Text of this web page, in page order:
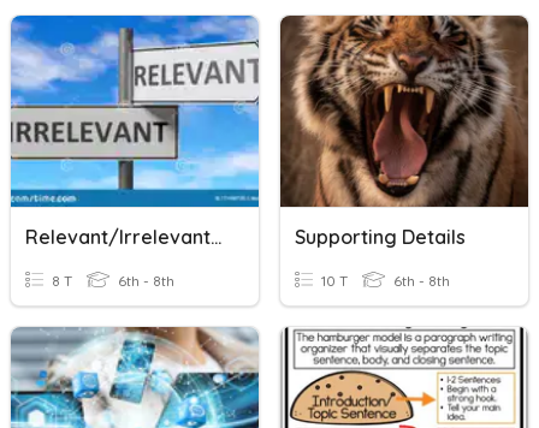
Relevant/Irrelevant Information
8 T 6th - 8th
Supporting Details
10 T 6th - 8th